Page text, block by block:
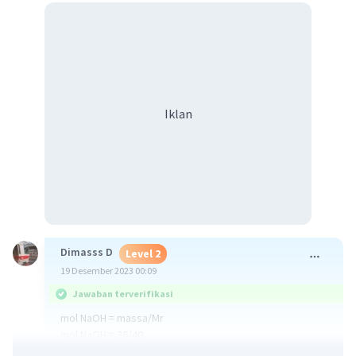
Iklan
Dimasss D Level 2
19 Desember 2023 00:09
Jawaban terverifikasi
mol NaOH = massa/Mr